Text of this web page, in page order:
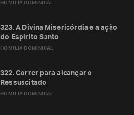
HOMILIA DOMINICAL
HOMILIA DOMINICAL
323. A Divina Misericórdia e a ação
do Espírito Santo
HOMILIA DOMINICAL
322. Correr para alcançar o
Ressuscitado